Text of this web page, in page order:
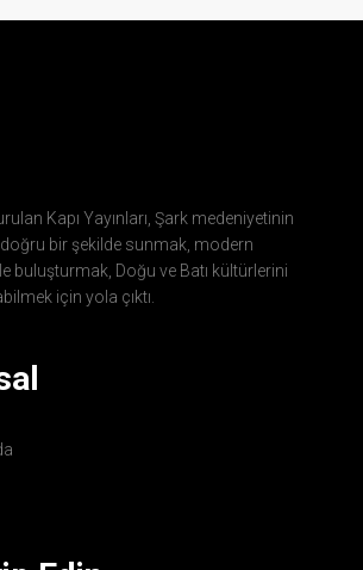
Kapı Yayınları, Şark medeniyetinin
doğru bir şekilde sunmak, modern
buluşturmak, Doğu ve Batı kültürlerini
için yola çıktı.